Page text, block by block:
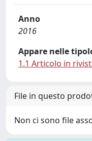
Anno
2016
Appare nelle
1.1 Articolo in
File in questo
Non ci sono file